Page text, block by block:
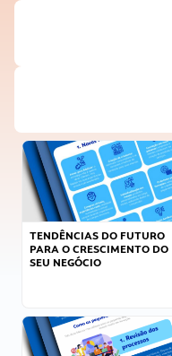
TENDÊNCIAS DO FUTURO
PARA O CRESCIMENTO DO
SEU NEGÓCIO